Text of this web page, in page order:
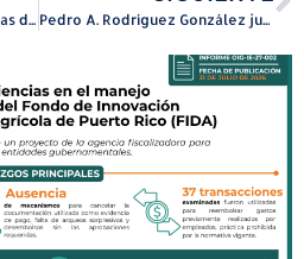
Los juegos de las Cangrejeras de Santurce y las Changas de Naranjito se podrán ver en vivo a través de Island Hub Streaming Pedro A. Rodríguez González juramenta como alcalde de Trujillo Alto y anuncia cuatrienio de la cosecha